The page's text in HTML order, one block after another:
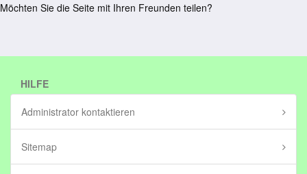
Möchten Sie die Seite mit Ihren Freunden teilen?
HILFE
Administrator kontaktieren
Sitemap